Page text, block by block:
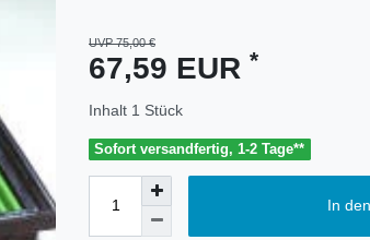
UVP 75,00 €
67,59 EUR *
Inhalt 1 Stück
Sofort versandfertig, 1-2 Tage**
In